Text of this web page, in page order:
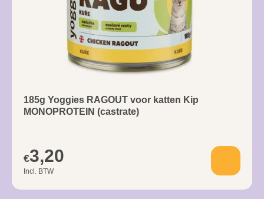
185g Yoggies RAGOUT voor katten Kip
MONOPROTEIN (castrate)
€3,20
Incl. BTW